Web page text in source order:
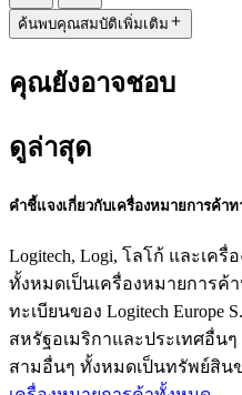
ค้นพบคุณสมบัติเพิ่มเติม
คุณยังอาจชอบ
ดูล่าสุด
คำชี้แจงเกี่ยวกับเครื่องหมายการค้า
Logitech, Logi, โลโก้ และเค
ทั้งหมดเป็นเครื่องหมายการค้
ทะเบียนของ Logitech
สหรัฐอเมริกาและประเทศอื่น
สามอื่นๆ ทั้งหมดเป็นทรัพย์สิน